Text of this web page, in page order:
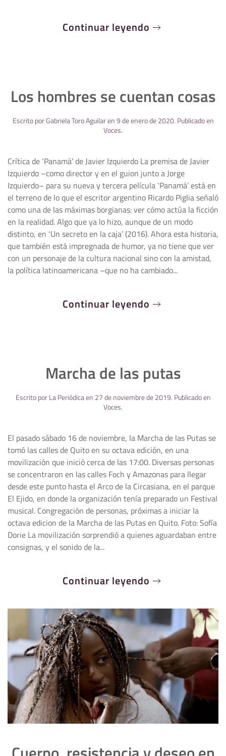
Continuar leyendo
Los hombres se cuentan cosas
Escrito porGabriela Toro Aguilaren9 de enero de 2020. Publicado en
Voces.
Crítica de ‘Panamá’ de Javier Izquierdo La premisa de Javier
Izquierdo –como director y en el guion junto a Jorge
Izquierdo– para su nueva y tercera película ‘Panamá’ está en
el terreno de lo que el escritor argentino Ricardo Piglia señaló
como una de las máximas borgianas: ver cómo actúa la ficción
en la realidad. Algo que ya lo hizo, aunque de un modo
distinto, en ‘Un secreto en la caja’ (2016). Ahora esta historia,
que también está impregnada de humor, ya no tiene que ver
con un personaje de la cultura nacional sino con la amistad,
la política latinoamericana –que no ha cambiado...
Continuar leyendo
Marcha de las putas
Escrito porLa Periódicaen 27 de noviembre de 2019. Publicado en
Voces.
El pasado sábado 16 de noviembre, la Marcha de las Putas se
tomó las calles de Quito en su octava edición, en una
movilización que inició cerca de las 17:00. Diversas personas
se concentraron en las calles Foch y Amazonas para llegar
desde este punto hasta el Arco de la Circasiana, en el parque
El Ejido, en donde la organización tenía preparado un Festival
musical. Congregación de personas, próximas a iniciar la
octava edicion de la Marcha de las Putas en Quito. Foto: Sofía
Dorie La movilización sorprendió a quienes aguardaban entre
consignas, y el sonido de la...
Continuar leyendo